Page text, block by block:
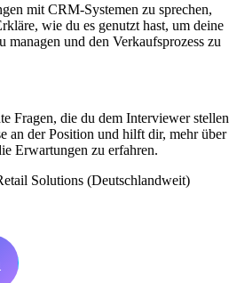
mit CRM-Systemen zu sprechen,
wie du es genutzt hast, um deine
und den Verkaufsprozess zu
Fragen, die du dem Interviewer stellen
an der Position und hilft dir, mehr über
Erwartungen zu erfahren.
Solutions (Deutschlandweit)